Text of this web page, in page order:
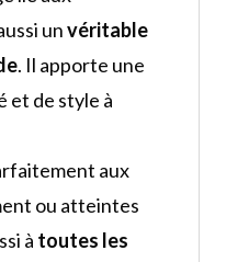
unvéritable
. Il apporte une
et de style à
aux
ou atteintes
à toutes les